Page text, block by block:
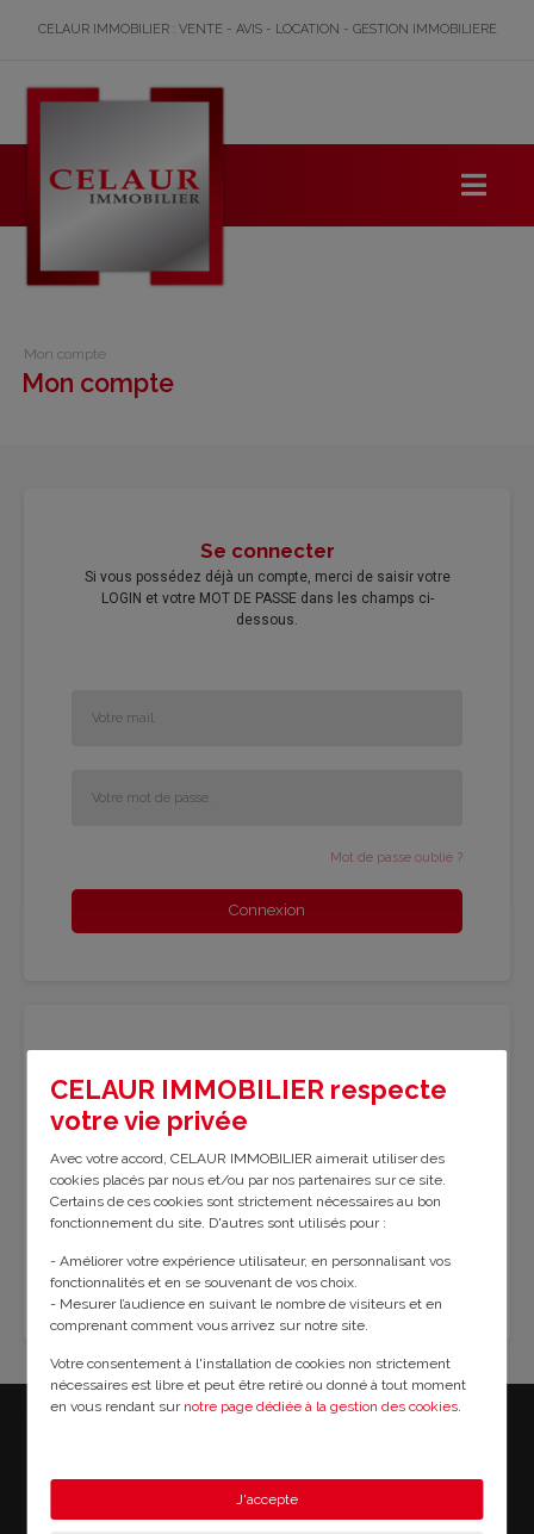
CELAUR IMMOBILIER : VENTE - AVIS - LOCATION - GESTION IMMOBILIERE
Mon compte
Mon compte
Se connecter
Si vous possédez déjà un compte, merci de saisir votre
LOGIN et votre MOT DE PASSE dans les champs ci-
dessous.
Mot de passe oublié ?
Connexion
Pour vous inscrire et accéder à nos services, il est
nécessaire de vous identifier et donc de créer un compte
utilisateur qui vous offre une multitude d'avantages.
Cliquez sur le bouton ci-dessous et laissez vous guider, en
toute simplicité.
Je crée mon compte client.
CELAUR IMMOBILIER respecte
votre vie privée
Avec votre accord, CELAUR IMMOBILIER aimerait utiliser des
cookies placés par nous et/ou par nos partenaires sur ce site.
Certains de ces cookies sont strictement nécessaires au bon
fonctionnement du site. D'autres sont utilisés pour :
- Améliorer votre expérience utilisateur, en personnalisant vos
fonctionnalités et en se souvenant de vos choix.
- Mesurer l’audience en suivant le nombre de visiteurs et en
comprenant comment vous arrivez sur notre site.
Votre consentement à l'installation de cookies non strictement
nécessaires est libre et peut être retiré ou donné à tout moment
en vous rendant sur notre page dédiée à la gestion des cookies
J'accepte